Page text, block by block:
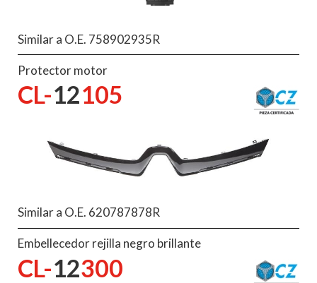
Similar a O.E. 758902935R
Protector motor
CL-12105
Similar a O.E. 620787878R
Embellecedor rejilla negro brillante
CL-12300